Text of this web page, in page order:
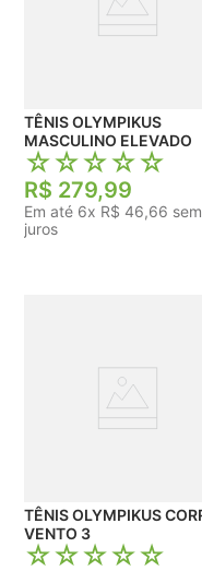
TÊNIS OLYMPIKUS
MASCULINO ELEVADO
☆☆☆☆☆
R$ 279,99
Em até 6x R$ 46,66 sem
juros
TÊNIS OLYMPIKUS CORRE
VENTO 3
☆☆☆☆☆